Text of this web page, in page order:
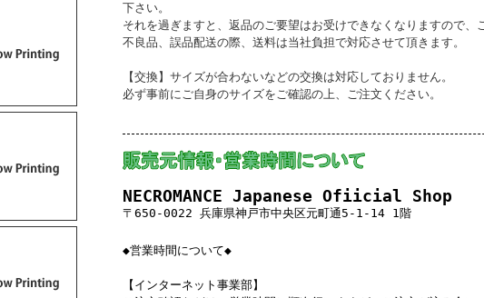
下さい。
それを過ぎますと、返品のご要望はお受けできなくなりますので、
不良品、誤品配送の際、送料は当社負担で対応させて頂きます。
【交換】サイズが合わないなどの交換は対応しておりません。
必ず事前にご自身のサイズをご確認の上、ご注文ください。
NECROMANCE Japanese Ofiicial Shop
〒650-0022 兵庫県神戸市中央区元町通5-1-14 1階
◆営業時間について◆
【インターネット事業部】